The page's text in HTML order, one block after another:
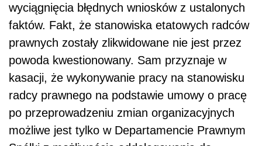
wyciągnięcia błędnych wniosków z ustalonych
faktów. Fakt, że stanowiska etatowych radców
prawnych zostały zlikwidowane nie jest przez
powoda kwestionowany. Sam przyznaje w
kasacji, że wykonywanie pracy na stanowisku
radcy prawnego na podstawie umowy o pracę
po przeprowadzeniu zmian organizacyjnych
możliwe jest tylko w Departamencie Prawnym